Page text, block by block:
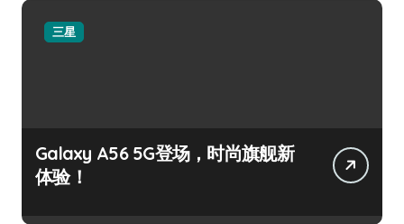
三星
Galaxy A56 5G登场，时尚旗舰新
体验！